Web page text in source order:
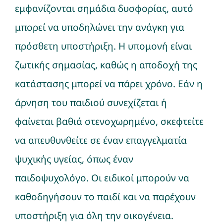
εμφανίζονται σημάδια δυσφορίας, αυτό
μπορεί να υποδηλώνει την ανάγκη για
πρόσθετη υποστήριξη. Η υπομονή είναι
ζωτικής σημασίας, καθώς η αποδοχή της
κατάστασης μπορεί να πάρει χρόνο. Εάν η
άρνηση του παιδιού συνεχίζεται ή
φαίνεται βαθιά στενοχωρημένο, σκεφτείτε
να απευθυνθείτε σε έναν επαγγελματία
ψυχικής υγείας, όπως έναν
παιδοψυχολόγο. Οι ειδικοί μπορούν να
καθοδηγήσουν το παιδί και να παρέχουν
υποστήριξη για όλη την οικογένεια.